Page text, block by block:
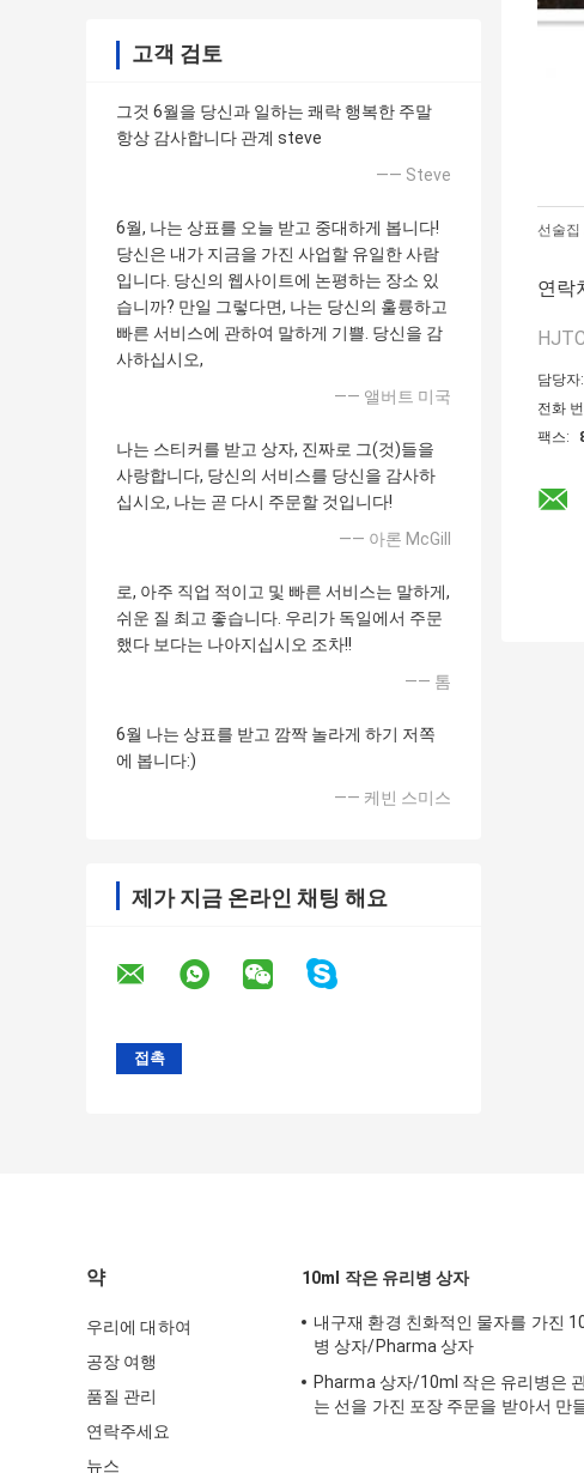
고객 검토
그것 6월을 당신과 일하는 쾌락 행복한 주말
항상 감사합니다 관계 steve
—— Steve
6월, 나는 상표를 오늘 받고 중대하게 봅니다!
당신은 내가 지금을 가진 사업할 유일한 사람
입니다. 당신의 웹사이트에 논평하는 장소 있
습니까? 만일 그렇다면, 나는 당신의 훌륭하고
빠른 서비스에 관하여 말하게 기쁠. 당신을 감
사하십시오,
—— 앨버트 미국
나는 스티커를 받고 상자, 진짜로 그(것)들을
사랑합니다, 당신의 서비스를 당신을 감사하
십시오, 나는 곧 다시 주문할 것입니다!
—— 아론 McGill
로, 아주 직업 적이고 및 빠른 서비스는 말하게,
쉬운 질 최고 좋습니다. 우리가 독일에서 주문
했다 보다는 나아지십시오 조차!!
—— 톰
6월 나는 상표를 받고 깜짝 놀라게 하기 저쪽
에 봅니다:)
—— 케빈 스미스
제가 지금 온라인 채팅 해요
선술집
연락
담당자:
전화
팩스:
약
우리에 대하여
공장 여행
품질 관리
연락주세요
뉴스
10ml 작은 유리병 상자
내구재 환경 친화적인 물자를 가진
병 상자/Pharma 상자
Pharma 상자/10ml 작은 유리병은
는 선을 가진 포장 주문을 받아서 만